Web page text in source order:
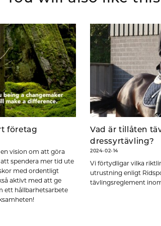
företag
vision om att göra
spendera mer tid ute
med ordentligt
aktivt med att ge
ett hållbarhetsarbete
Vad är tillåten
dressyrtävling?
2024-02-14
Vi förtydligar vilka
utrustning enligt
tävlingsreglement